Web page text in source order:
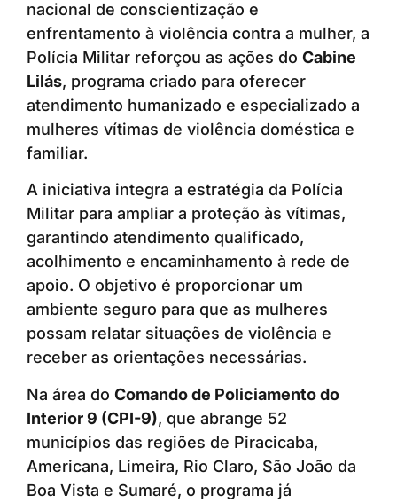
nacional de conscientização e
enfrentamento à violência contra a mulher, a
Polícia Militar reforçou as ações do Cabine
Lilás, programa criado para oferecer
atendimento humanizado e especializado a
mulheres vítimas de violência doméstica e
familiar.
A iniciativa integra a estratégia da Polícia
Militar para ampliar a proteção às vítimas,
garantindo atendimento qualificado,
acolhimento e encaminhamento à rede de
apoio. O objetivo é proporcionar um
ambiente seguro para que as mulheres
possam relatar situações de violência e
receber as orientações necessárias.
Na área do Comando de Policiamento do
Interior 9 (CPI-9), que abrange 52
municípios das regiões de Piracicaba,
Americana, Limeira, Rio Claro, São João da
Boa Vista e Sumaré, o programa já